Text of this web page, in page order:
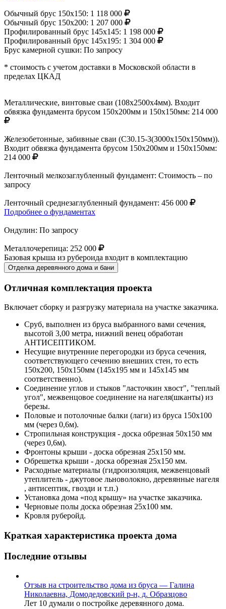
Обычный брус 150х150: 1 118 000
Обычный брус 150х200: 1 207 000
Профилированный брус 145х145: 1 198 000
Профилированный брус 145х195: 1 304 000
Брус камерной сушки: По запросу
* стоимость с учетом доставки в Московской области в
пределах ЦКАД
Металлические, винтовые сваи (108х2500х4мм). Входит
обвязка фундамента брусом 150х200мм и 150х150мм: 214 000
Железобетонные, забивные сваи (С30.15-3(3000х150х150мм)).
Входит обвязка фундамента брусом 150х200мм и 150х150мм:
214 000
Ленточный мелкозаглубленный фундамент: Стоимость – по
запросу
Ленточный среднезаглубленный фундамент: 456 000
Подробнее о фундаментах
Ондулин: По запросу
Металлочерепица: 252 000
Базовая крыша из рубероида входит в комплектацию
Отделка деревянного дома и бани
Отличная комплектация проекта
Включает сборку и разгрузку материала на участке заказчика.
Сруб, выполнен из бруса выбранного вами сечения,
высотой 3,00 метра, нижний венец обработан
АНТИСЕПТИКОМ.
Несущие внутренние перегородки из бруса сечения,
соответствующего сечению внешних стен, то есть
150х200, 150х150мм (145х195 мм и 145х145 мм
соответственно).
Соединение углов и стыков "ласточкин хвост", "теплый
угол", межвенцовое соединение на нагеля(шканты) из
березы.
Половые и потолочные балки (лаги) из бруса 150х100
мм (через 0,6м).
Стропильная конструкция - доска обрезная 50х150 мм
(через 0,6м).
Фронтоны крыши - доска обрезная 25х150 мм.
Обрешетка крыши - доска обрезная 25х150 мм.
Расходные материалы (гидроизоляция, межвенцовый
утеплитель - джутовое льноволокно, деревянные нагеля
, антисептик, гвозди и т.п.)
Установка дома «под крышу» на участке заказчика.
Черновые полы доска обрезная 25х100 мм.
Кровля руберойд.
Краткая характеристика проекта дома
Последние отзывы
Отзыв на строительство дома из бруса — Галина
Николаевна, Домодедовский р-н, д. Образцово
Лет 10 думали о постройке деревянного дома.